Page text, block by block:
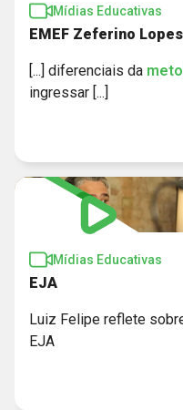
Mídias Educativas
EMEF Zeferino
[...] diferenciais da
ingressar [...]
Mídias Educativas
EJA
Luiz Felipe reflete
EJA